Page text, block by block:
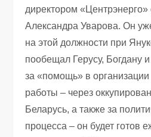
директором «Центрэнерго»
Александра Уварова. Он
на этой должности при
пообещал Герусу, Богдану
за «помощь» в
работы – через
Беларусь, а также за
процесса – он будет готов